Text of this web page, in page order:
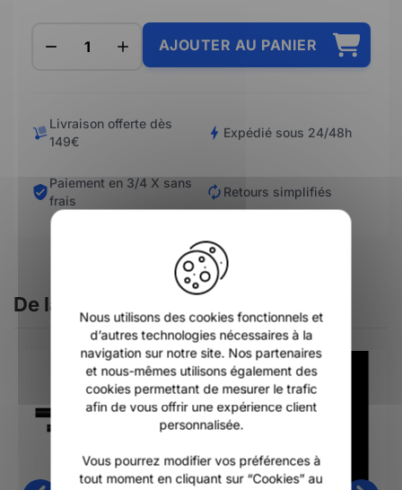
AJOUTER AU PANIER
Livraison offerte dès
149€
Expédié sous 24/48h
Paiement en 3/4 X sans
frais
Retours simplifiés
De la même catégorie
Nous utilisons des cookies fonctionnels et
d’autres technologies nécessaires à la
navigation sur notre site. Nos partenaires
et nous-mêmes utilisons également des
cookies permettant de mesurer le trafic
afin de vous offrir une expérience client
personnalisée.
Vous pourrez modifier vos préférences à
tout moment en cliquant sur “Cookies” au